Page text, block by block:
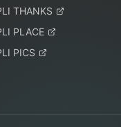
THANKS
PLACE
PICS